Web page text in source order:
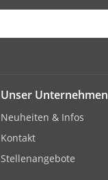
Unser Unternehmen
Neuheiten & Infos
Kontakt
Stellenangebote